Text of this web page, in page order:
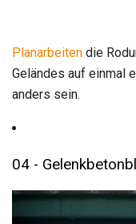
Planarbeiten die
Geländes auf einmal
anders sein.
04 -